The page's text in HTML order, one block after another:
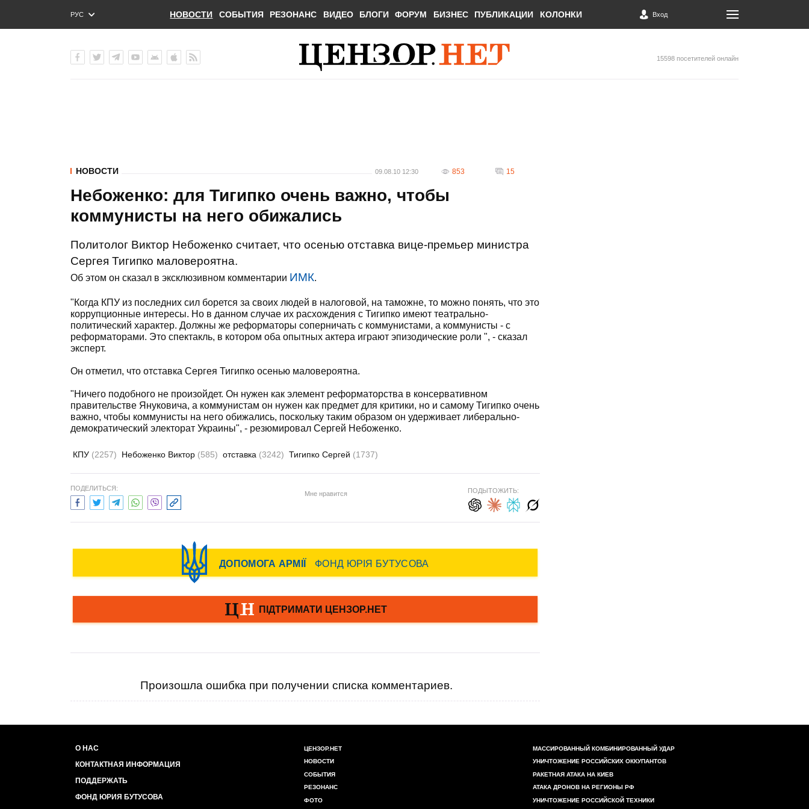
РУС
ENG
НОВОСТИ СОБЫТИЯ РЕЗОНАНС ВИДЕО БЛОГИ ФОРУМ БИЗНЕС ПУБЛИКАЦИИ КОЛОНКИ Вход
15598 посетителей онлайн
НОВОСТИ 09.08.10 12:30 853 15
Небоженко: для Тигипко очень важно, чтобы
коммунисты на него обижались
Политолог Виктор Небоженко считает, что осенью отставка вице-премьер министра
Сергея Тигипко маловероятна.
Об этом он сказал в эксклюзивном комментарии ИМК.
"Когда КПУ из последних сил борется за своих людей в налоговой, на таможне, то можно понять, что это
коррупционные интересы. Но в данном случае их расхождения с Тигипко имеют театрально-
политический характер. Должны же реформаторы соперничать с коммунистами, а коммунисты - с
реформаторами. Это спектакль, в котором оба опытных актера играют эпизодические роли ", - сказал
эксперт.
Он отметил, что отставка Сергея Тигипко осенью маловероятна.
"Ничего подобного не произойдет. Он нужен как элемент реформаторства в консервативном
правительстве Януковича, а коммунистам он нужен как предмет для критики, но и самому Тигипко очень
важно, чтобы коммунисты на него обижались, поскольку таким образом он удерживает либерально-
демократический электорат Украины", - резюмировал Сергей Небоженко.
КПУ (2257) Небоженко Виктор (585) отставка (3242) Тигипко Сергей (1737)
ПОДЕЛИТЬСЯ:
Мне нравится ПОДЫТОЖИТЬ:
Произошла ошибка при получении списка комментариев.
О НАС
КОНТАКТНАЯ ИНФОРМАЦИЯ
ПОДДЕРЖАТЬ
ФОНД ЮРИЯ БУТУСОВА
ЦЕНЗОР.НЕТ
НОВОСТИ
СОБЫТИЯ
РЕЗОНАНС
ФОТО
МАССИРОВАННЫЙ КОМБИНИРОВАННЫЙ УДАР
УНИЧТОЖЕНИЕ РОССИЙСКИХ ОККУПАНТОВ
РАКЕТНАЯ АТАКА НА КИЕВ
АТАКА ДРОНОВ НА РЕГИОНЫ РФ
УНИЧТОЖЕНИЕ РОССИЙСКОЙ ТЕХНИКИ